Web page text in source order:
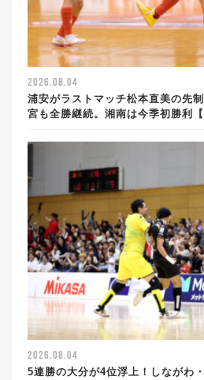
2026.08.04
浦安がラストマッチ松本直美の先
宮も全勝継続。湘南は今季初勝利
2026.08.04
5連勝の大分が4位浮上！しながわ